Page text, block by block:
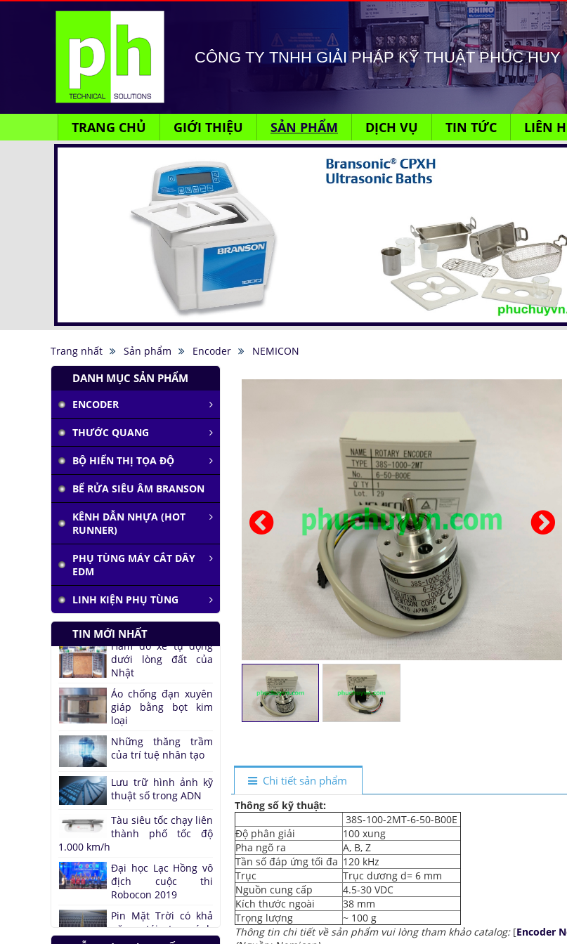
CÔNG TY TNHH GIẢI PHÁP KỸ THUẬT PHÚC HUY
TRANG CHỦ GIỚI THIỆU SẢN PHẨM DỊCH VỤ TIN TỨC LIÊN
Trang nhất Sản phẩm Encoder NEMICON
Chi tiết sản phẩm
Thông số kỹ thuật:
38S-100-2MT-6-50-B00E
Độ phân giải
100 xung
Pha ngõ ra
A, B, Z
Tần số đáp ứng tối đa 120 kHz
Trục
Trục dương d= 6 mm
Nguồn cung cấp
4.5-30 VDC
Kích thước ngoài
38 mm
Trọng lượng
~ 100 g
Thông tin chi tiết về sản phẩm vui lòng tham khảo catalog:[Encoder
DANH MỤC SẢN PHẨM
ENCODER
THƯỚC QUANG
BỘ HIỂN THỊ TỌA ĐỘ
BỂ RỬA SIÊU ÂM BRANSON
KÊNH DẪN NHỰA (HOT
RUNNER)
PHỤ TÙNG MÁY CẮT DÂY
EDM
LINH KIỆN PHỤ TÙNG
TIN MỚI NHẤT
Tàu siêu tốc chạy liên
thành phố tốc độ
1.000 km/h
Đại học Lạc Hồng vô
địch cuộc thi
Robocon 2019
Pin Mặt Trời có khả
năng tái tạo ánh
sáng
Đảo ngược quá trình
nhiên liệu
Hầm đỗ xe tự động
dưới lòng đất của
Nhật
Áo chống đạn xuyên
giáp bằng bọt kim
loại
Những thăng trầm
của trí tuệ nhân tạo
Lưu trữ hình ảnh kỹ
thuật số trong ADN
Tàu siêu tốc chạy liên
thành phố tốc độ
Đại học Lạc Hồng vô
Pin Mặt Trời có khả
năng tái tạo ánh
sáng
Đảo ngược quá trình